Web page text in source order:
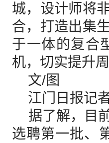
城，设计师将
合，打造出集
于一体的复合
机，切实提升
文/图
江门日报记
据了解，目
选聘第一批、